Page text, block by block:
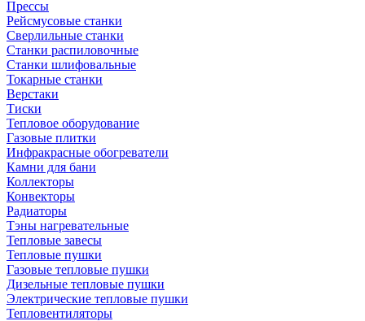
Прессы
Рейсмусовые станки
Сверлильные станки
Станки распиловочные
Станки шлифовальные
Токарные станки
Верстаки
Тиски
Тепловое оборудование
Газовые плитки
Инфракрасные обогреватели
Камни для бани
Коллекторы
Конвекторы
Радиаторы
Тэны нагревательные
Тепловые завесы
Тепловые пушки
Газовые тепловые пушки
Дизельные тепловые пушки
Электрические тепловые пушки
Тепловентиляторы